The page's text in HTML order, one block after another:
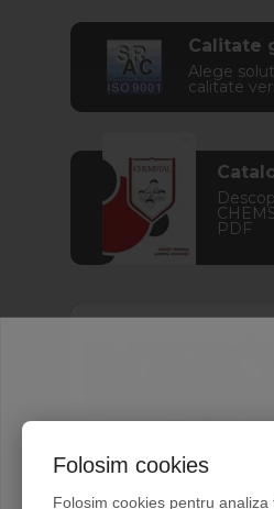
Calitate
Alege
calitate
PDF
Folosim cookies
Folosim cookies pentru